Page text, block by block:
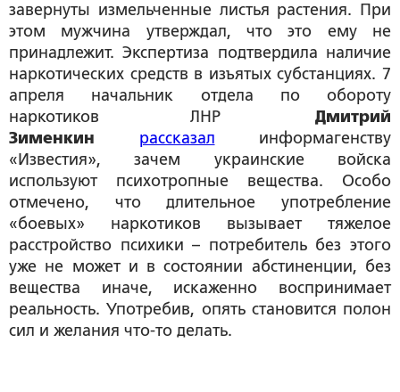
завернуты измельченные листья растения. При
этом мужчина утверждал, что это ему не
принадлежит. Экспертиза подтвердила наличие
наркотических средств в изъятых субстанциях. 7
апреля начальник отдела по обороту
наркотиков ЛНР Дмитрий
Зименкин
рассказал информагенству
«Известия», зачем украинские войска
используют психотропные вещества. Особо
отмечено, что длительное употребление
«боевых» наркотиков вызывает тяжелое
расстройство психики – потребитель без этого
уже не может и в состоянии абстиненции, без
вещества иначе, искаженно воспринимает
реальность. Употребив, опять становится полон
сил и желания что-то делать.